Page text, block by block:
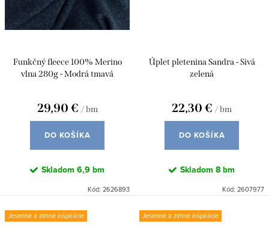
Funkčný fleece 100% Merino
vlna 280g - Modrá tmavá
29,90 € / bm
DO KOŠÍKA
Skladom 6,9 bm
Kód: 2626893
Úplet pletenina Sandra - Sivá
zelená
22,30 € / bm
DO KOŠÍKA
Skladom 8 bm
Kód: 2607977
Jesenné a zimné inšpirácie Jesenné a zimné inšpirácie